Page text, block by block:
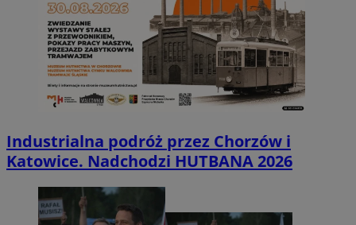
Industrialna podróż przez Chorzów i
Katowice. Nadchodzi HUTBANA 2026